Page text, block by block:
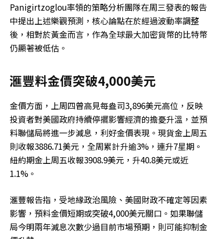
Panigirtzoglou率領的策略分析團隊在周三發表的報告
中提出上述樂觀預測，核心論點在於經過波動率調整
後，相對於黃金而言，作為全球最大加密貨幣的比特幣
仍顯著被低估。
滙豐料金價突破4,000美元
金價方面，上周四曾高見每盎司3,896美元高位，反映
投資者對美國政府持續停擺影響經濟的擔憂升溫，並預
料聯儲局將進一步減息，利好金價表現。現貨金上周五
則收報3886.71美元，全周累計升逾3%，連升7星期。
紐約期金上周五收報3908.9美元，升40.8美元或近
1.1%。
滙豐報告指，受地緣政治風險、美國財政不確定等因素
影響，預料金價短期或突破4,000美元關口。如果聯儲
局今明兩年減息次數少過目前市場預期，則可能抑制金